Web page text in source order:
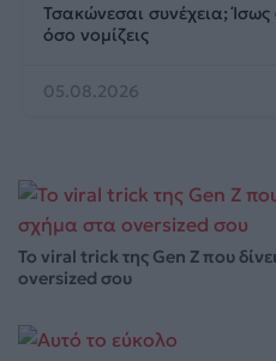
Τσακώνεσαι συνέχεια; Ίσως
όσο νομίζεις
05.08.2026
Το viral trick της Gen Z που
oversized σου